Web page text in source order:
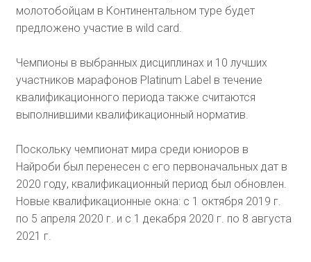
молотобойцам в Континентальном туре будет
предложено участие в wild card.
Чемпионы в выбранных дисциплинах и 10 лучших
участников марафонов Platinum Label в течение
квалификационного периода также считаются
выполнившими квалификационный норматив.
Поскольку чемпионат мира среди юниоров в
Найроби был перенесен с его первоначальных дат в
2020 году, квалификационный период был обновлен.
Новые квалификационные окна: с 1 октября 2019 г.
по 5 апреля 2020 г. и с 1 декабря 2020 г. по 8 августа
2021 г.